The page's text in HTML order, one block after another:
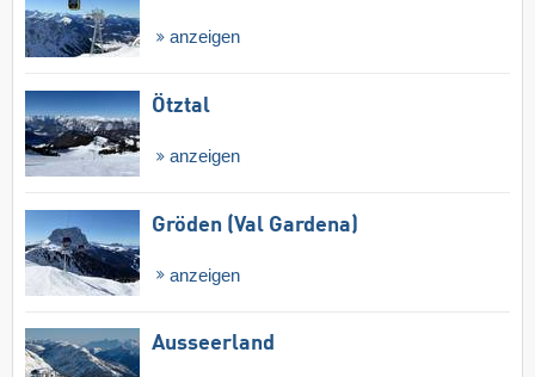
anzeigen
Ötztal
anzeigen
Gröden (Val Gardena)
anzeigen
Ausseerland